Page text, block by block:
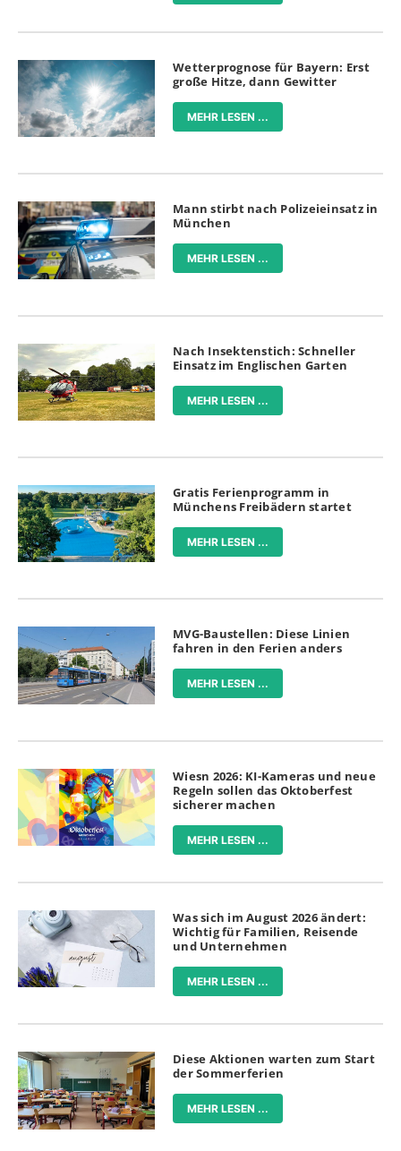
Wetterprognose für Bayern: Erst
große Hitze, dann Gewitter
MEHR LESEN ...
Mann stirbt nach Polizeieinsatz in
München
MEHR LESEN ...
Nach Insektenstich: Schneller
Einsatz im Englischen Garten
MEHR LESEN ...
Gratis Ferienprogramm in
Münchens Freibädern startet
MEHR LESEN ...
MVG-Baustellen: Diese Linien
fahren in den Ferien anders
MEHR LESEN ...
Wiesn 2026: KI-Kameras und neue
Regeln sollen das Oktoberfest
sicherer machen
MEHR LESEN ...
Was sich im August 2026 ändert:
Wichtig für Familien, Reisende
und Unternehmen
MEHR LESEN ...
Diese Aktionen warten zum Start
der Sommerferien
MEHR LESEN ...